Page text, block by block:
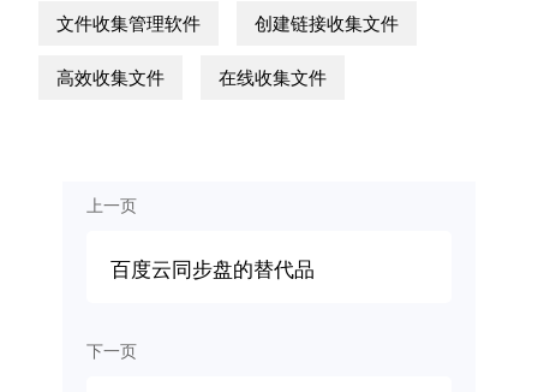
文件收集管理软件 创建链接收集文件
高效收集文件 在线收集文件
上一页
百度云同步盘的替代品
下一页